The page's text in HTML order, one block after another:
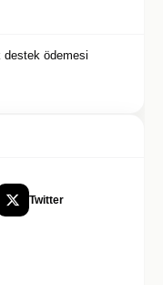
destek ödemesi
Twitter